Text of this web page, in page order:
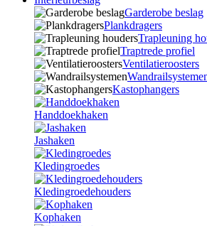
Garderobe beslag
Plankdragers
Trapleuning
Traptrede profiel
Ventilatieroosters
Kastophangers
Handdoekhaken
Jashaken
Kledingroedes
Kledingroedehouders
Kophaken